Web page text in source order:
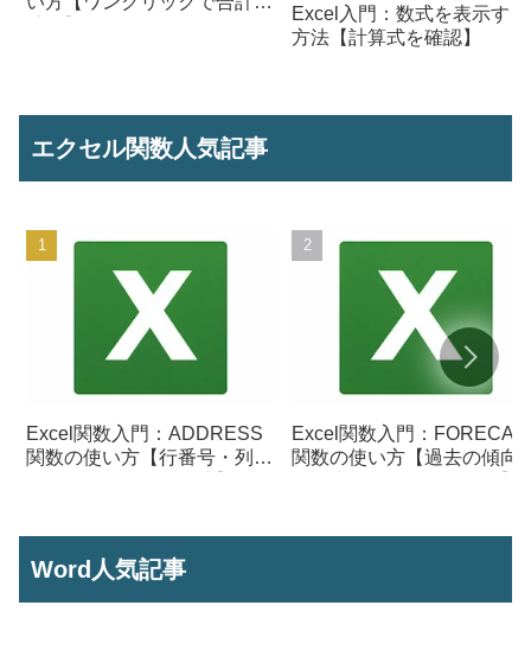
Excel入門：数式を表示する
方法【計算式を確認】
エクセル関数人気記事
Excel関数入門：ADDRESS
関数の使い方【行番号・列番
Excel関数入門：
関数の使い方【過去の傾向
Word人気記事